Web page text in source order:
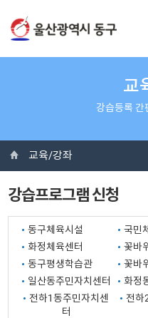
교
강습등록 간
교육/강좌
강습프로그램 신청
동구체육시설 국민
화정체육센터
꽃바
동구평생학습관
꽃바
일산동주민자치센터
화정
전하1동주민자치센
터
전하